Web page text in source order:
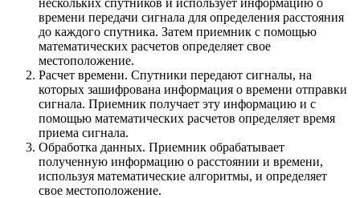
времени передачи сигнала для определения расстояния
до каждого спутника. Затем приемник с помощью
математических расчетов определяет свое
местоположение.
Расчет времени. Спутники передают сигналы, на
которых зашифрована информация о времени отправки
сигнала. Приемник получает эту информацию и с
помощью математических расчетов определяет время
приема сигнала.
Обработка данных. Приемник обрабатывает
полученную информацию о расстоянии и времени,
используя математические алгоритмы, и определяет
свое местоположение.